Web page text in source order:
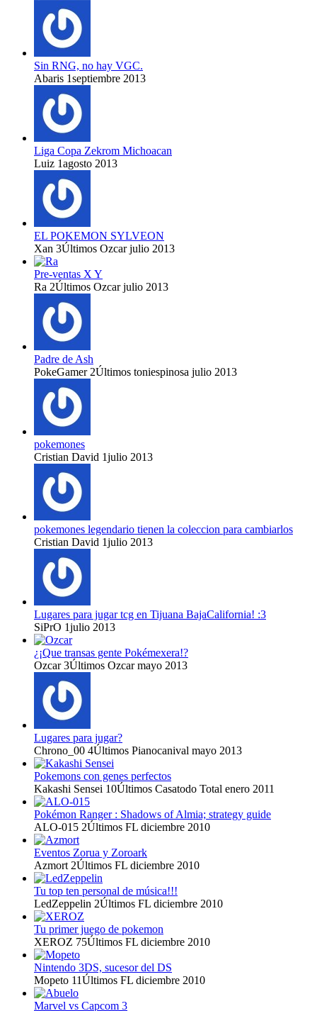
Sin RNG, no hay VGC.
Abaris 1septiembre 2013
Liga Copa Zekrom Michoacan
Luiz 1agosto 2013
EL POKEMON SYLVEON
Xan 3Últimos Ozcar julio 2013
Pre-ventas X Y
Ra 2Últimos Ozcar julio 2013
Padre de Ash
PokeGamer 2Últimos toniespinosa julio 2013
pokemones
Cristian David 1julio 2013
pokemones legendario tienen la coleccion para cambiarlos
Cristian David 1julio 2013
Lugares para jugar tcg en Tijuana BajaCalifornia! :3
SiPrO 1julio 2013
¿¡Que transas gente Pokémexera!?
Ozcar 3Últimos Ozcar mayo 2013
Lugares para jugar?
Chrono_00 4Últimos Pianocanival mayo 2013
Pokemons con genes perfectos
Kakashi Sensei 10Últimos Casatodo Total enero 2011
Pokémon Ranger : Shadows of Almia; strategy guide
ALO-015 2Últimos FL diciembre 2010
Eventos Zorua y Zoroark
Azmort 2Últimos FL diciembre 2010
Tu top ten personal de música!!!
LedZeppelin 2Últimos FL diciembre 2010
Tu primer juego de pokemon
XEROZ 75Últimos FL diciembre 2010
Nintendo 3DS, sucesor del DS
Mopeto 11Últimos FL diciembre 2010
Marvel vs Capcom 3